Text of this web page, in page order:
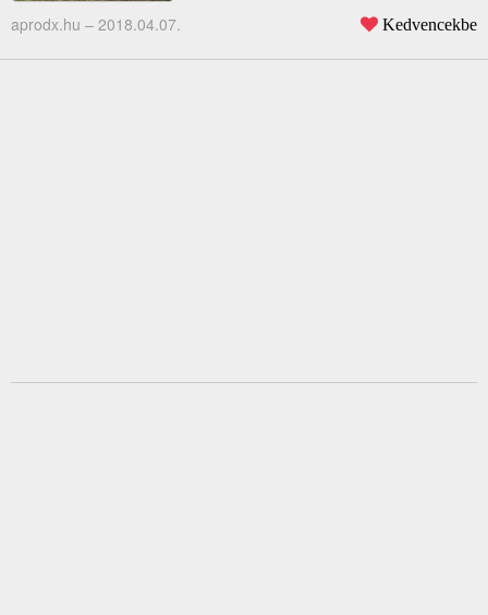
aprodx.hu – 2018.04.07. Kedvencekbe